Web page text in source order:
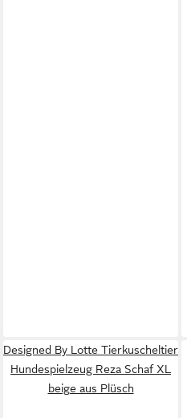
Designed By Lotte Tierkuscheltier
Hundespielzeug Reza Schaf XL
beige aus Plüsch